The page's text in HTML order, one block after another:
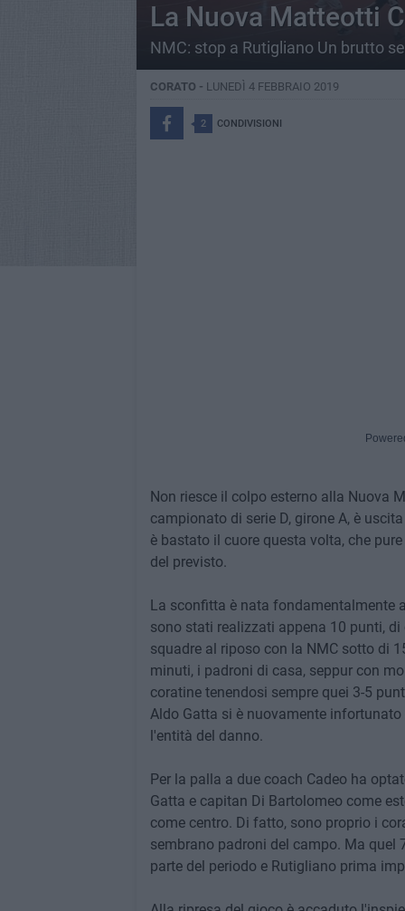
La Nuova Matteotti
NMC: stop a Rutigliano Un brutto
CORATO - LUNEDÌ 4 FEBBRAIO 2019
2 CONDIVISIONI
Non riesce il colpo esterno alla Nuova
campionato di serie D, girone A, è
è bastato il cuore questa volta, che
del previsto.
La sconfitta è nata fondamentalmente
sono stati realizzati appena 10 punti,
squadre al riposo con la NMC sotto di
minuti, i padroni di casa, seppur con
coratine tenendosi sempre quei 3-5
Aldo Gatta si è nuovamente
l'entità del danno.
Per la palla a due coach Cadeo ha
Gatta e capitan Di Bartolomeo come
come centro. Di fatto, sono proprio i
sembrano padroni del campo. Ma
parte del periodo e Rutigliano prima